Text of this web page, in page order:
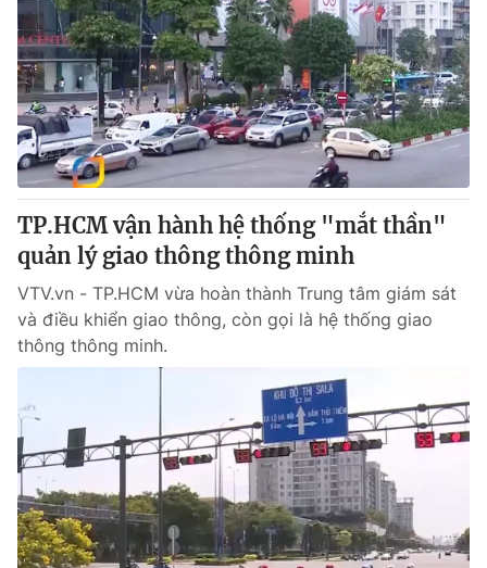
VTV Sức khoẻ Bất động sản
Thị trường 24h Tấm lòng Việt
VTV4 Vươn mình bằng AI
VTV9 VTV8
Liên hệ tòa soạn English
Theo dõi báo trên
Cơ quan chủ quản:Đài Truyền hình Việt Nam
Cơ quan báo chí: Thời báo VTV
TP.HCM vận hành hệ thống "mắt thần"
quản lý giao thông thông minh
VTV.vn - TP.HCM vừa hoàn thành Trung tâm giám sát
và điều khiển giao thông, còn gọi là hệ thống giao
thông thông minh.